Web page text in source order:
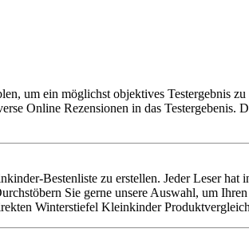
um ein möglichst objektives Testergebnis
Online Rezensionen in das
Bestenliste zu erstellen. Jeder Leser
Sie gerne unsere Auswahl, um
Winterstiefel Kleinkinder